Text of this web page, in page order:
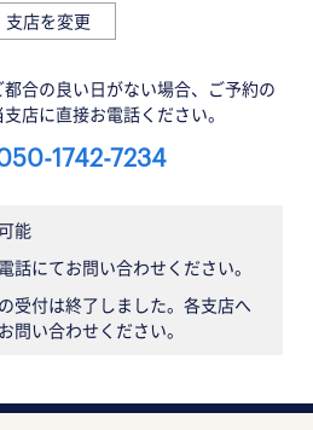
支店を変更
合の良い日がない場合、ご予約の
店に直接お電話ください。
1742-7234
能
話にてお問い合わせください。
受付は終了しました。各支店へ
問い合わせください。